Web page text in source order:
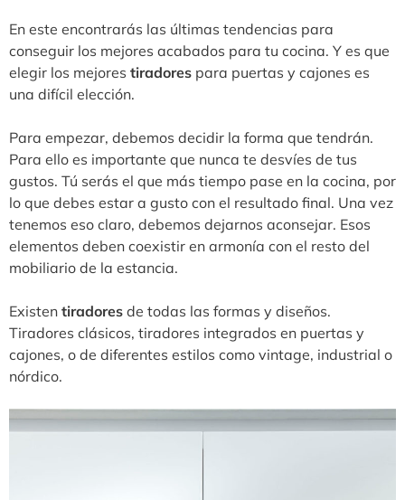
En este encontrarás las últimas tendencias para
conseguir los mejores acabados para tu cocina. Y es que
elegir los mejores tiradores para puertas y cajones es
una difícil elección.
Para empezar, debemos decidir la forma que tendrán.
Para ello es importante que nunca te desvíes de tus
gustos. Tú serás el que más tiempo pase en la cocina, por
lo que debes estar a gusto con el resultado final. Una vez
tenemos eso claro, debemos dejarnos aconsejar. Esos
elementos deben coexistir en armonía con el resto del
mobiliario de la estancia.
Existen tiradores de todas las formas y diseños.
Tiradores clásicos, tiradores integrados en puertas y
cajones, o de diferentes estilos como vintage, industrial o
nórdico.